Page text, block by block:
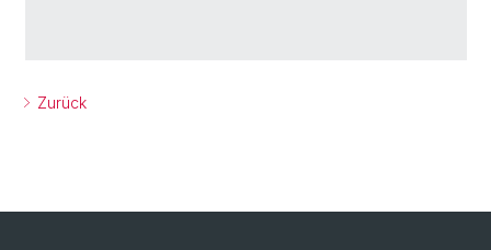
Zurück